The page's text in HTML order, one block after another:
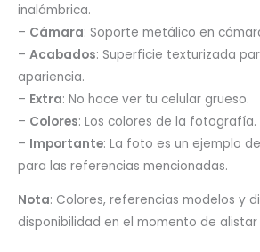
inalámbrica.
– Cámara: Soporte metálico en
– Acabados: Superficie texturizada
apariencia.
– Extra: No hace ver tu celular grueso.
– Colores: Los colores de la fotografía.
– Importante: La foto es un ejemplo
para las referencias mencionadas.
Nota: Colores, referencias modelos y
disponibilidad en el momento de alistar